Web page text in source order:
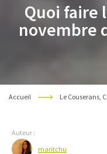
Quoi faire
novembre
Accueil Le Couserans,
Auteur :
maritchu